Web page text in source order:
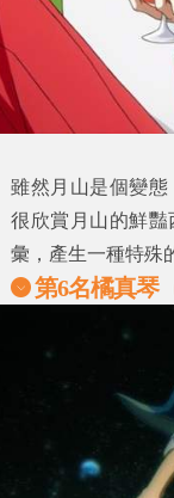
雖然月山是個變
很欣賞月山的鮮
彙，產生一種特殊
第6名橘真琴